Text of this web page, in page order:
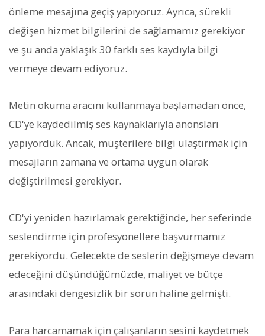
önleme mesajına geçiş yapıyoruz. Ayrıca, sürekli
değişen hizmet bilgilerini de sağlamamız gerekiyor
ve şu anda yaklaşık 30 farklı ses kaydıyla bilgi
vermeye devam ediyoruz.
Metin okuma aracını kullanmaya başlamadan önce,
CD'ye kaydedilmiş ses kaynaklarıyla anonsları
yapıyorduk. Ancak, müşterilere bilgi ulaştırmak için
mesajların zamana ve ortama uygun olarak
değiştirilmesi gerekiyor.
CD'yi yeniden hazırlamak gerektiğinde, her seferinde
seslendirme için profesyonellere başvurmamız
gerekiyordu. Gelecekte de seslerin değişmeye devam
edeceğini düşündüğümüzde, maliyet ve bütçe
arasındaki dengesizlik bir sorun haline gelmişti.
Para harcamamak için çalışanların sesini kaydetmek